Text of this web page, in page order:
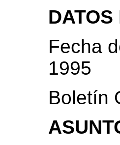
Fecha
1995
Boletín